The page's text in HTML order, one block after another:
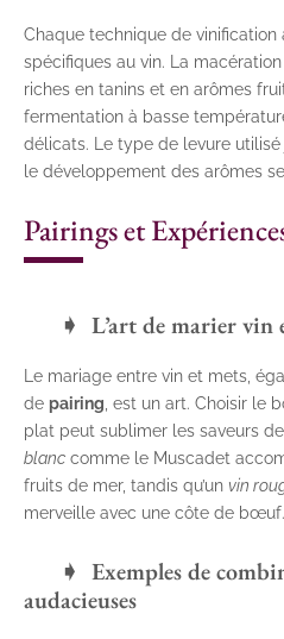
Chaque technique de
spécifiques au vin. La
riches en tanins et en arômes
fermentation à basse
délicats. Le type de levure
le développement des arômes
Pairings et
L’art de marier vin
Le mariage entre vin et mets,
de pairing , est un art. Choisir le
plat peut sublimer les saveurs
blanc comme le Muscadet
fruits de mer, tandis qu’un vin
merveille avec une côte de bœuf.
Exemples de
audacieuses